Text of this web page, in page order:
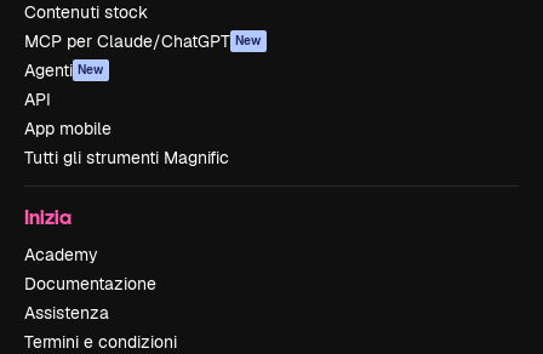
Contenuti stock
MCP per Claude/ChatGPT New
Agenti New
API
App mobile
Tutti gli strumenti Magnific
Inizia
Academy
Documentazione
Assistenza
Termini e condizioni